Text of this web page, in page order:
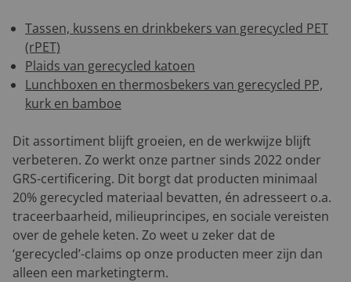
Tassen, kussens en drinkbekers van gerecycled PET
(rPET)
Plaids van gerecycled katoen
Lunchboxen en thermosbekers van gerecycled PP,
kurk en bamboe
Dit assortiment blijft groeien, en de werkwijze blijft
verbeteren. Zo werkt onze partner sinds 2022 onder
GRS-certificering. Dit borgt dat producten minimaal
20% gerecycled materiaal bevatten, én adresseert o.a.
traceerbaarheid, milieuprincipes, en sociale vereisten
over de gehele keten. Zo weet u zeker dat de
‘gerecycled’-claims op onze producten meer zijn dan
alleen een marketingterm.